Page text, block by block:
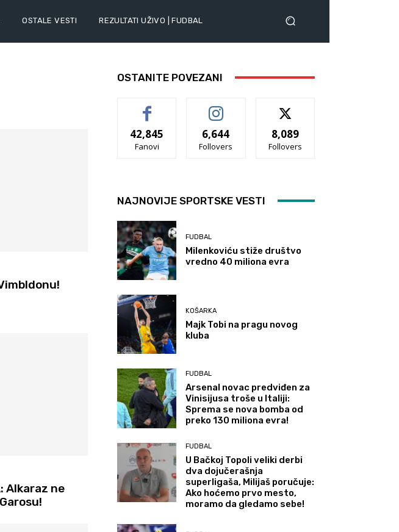
OSTALE VESTI REZULTATI UŽIVO | FUDBAL
Alkaraz ne
OSTANITE POVEZANI
42,845
Fanovi
6,644
Follovers
8,089
Follovers
NAJNOVIJE SPORTSKE VESTI
FUDBAL
Milenkoviću stiže društvo
vredno 40 miliona evra
KOŠARKA
Majk Tobi na pragu novog
kluba
FUDBAL
Arsenal novac predviđen za
Vinisijusa troše u Italiji:
Sprema se nova bomba od
preko 130 miliona evra!
FUDBAL
U Bačkoj Topoli veliki derbi
dva dojučerašnja
superligaša, Milijaš poručuje:
Ako hoćemo prvo mesto,
moramo da gledamo sebe!